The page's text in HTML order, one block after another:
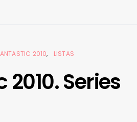
2010 LISTAS
Series